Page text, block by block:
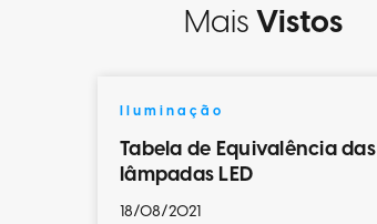
MaisVistos
Iluminação
Tabela de Equivalência das
lâmpadas LED
18/08/2021